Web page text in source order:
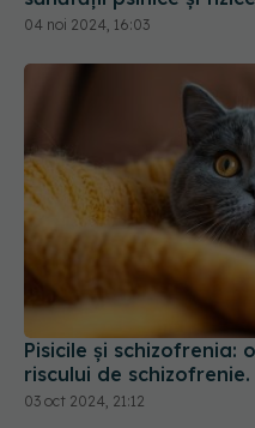
04 noi 2024, 16:03
Pisicile și schizofrenia:
riscului de